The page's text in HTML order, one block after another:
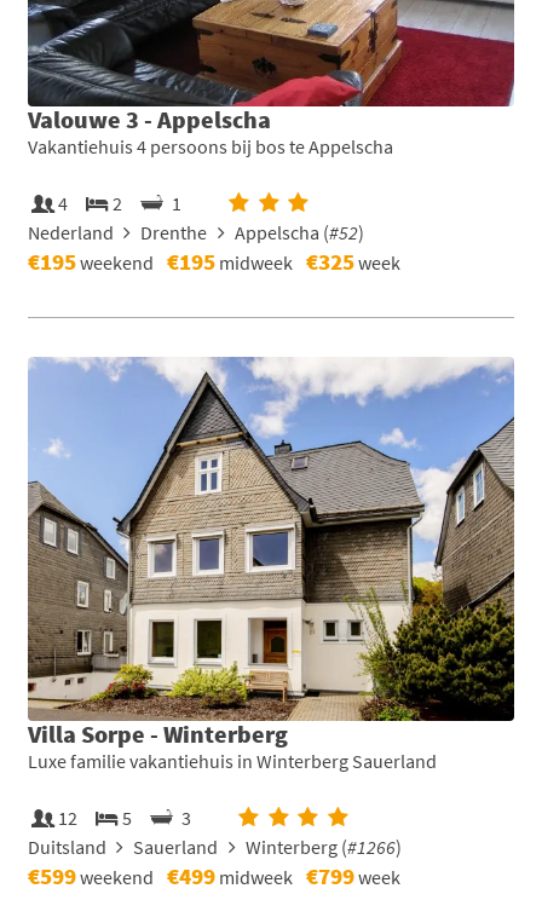
Valouwe 3 - Appelscha
Vakantiehuis 4 persoons bij bos te Appelscha
4 2
1
Nederland
Drenthe Appelscha (#52)
€195weekend €195 midweek €325week
Villa Sorpe - Winterberg
Luxe familie vakantiehuis in Winterberg Sauerland
12 5
3
Duitsland
Sauerland Winterberg (#1266)
€599weekend €499 midweek €799week